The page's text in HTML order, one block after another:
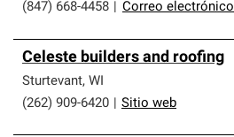
(847) 668-4458 Correo electrónico
Celeste builders and roofing
Sturtevant, WI
(262) 909-6420
Sitio web